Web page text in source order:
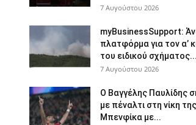
7 Αυγούστου 2026
myBusinessSupport:
πλατφόρμα για τον α’
του ειδικού σχήματος...
7 Αυγούστου 2026
Ο Βαγγέλης Παυλίδης
με πέναλτι στη νίκη της
Μπενφίκα με...